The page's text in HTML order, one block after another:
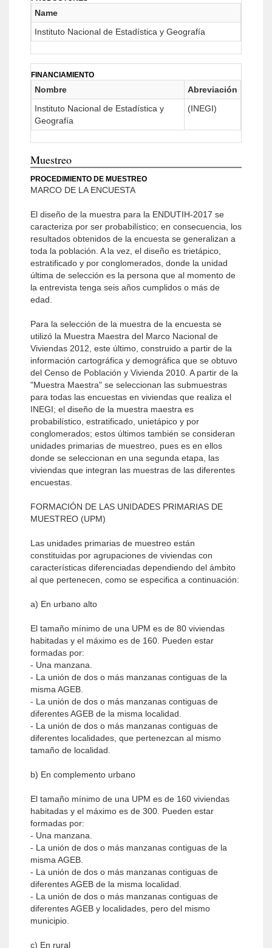
Name
Instituto Nacional de Estadística y Geografía
FINANCIAMIENTO
Nombre
Abreviación
Instituto Nacional de Estadística y
Geografía
(INEGI)
Muestreo
PROCEDIMIENTO DE MUESTREO
MARCO DE LA ENCUESTA
El diseño de la muestra para la ENDUTIH-2017 se
caracteriza por ser probabilístico; en consecuencia, los
resultados obtenidos de la encuesta se generalizan a
toda la población. A la vez, el diseño es trietápico,
estratificado y por conglomerados, donde la unidad
última de selección es la persona que al momento de
la entrevista tenga seis años cumplidos o más de
edad.
Para la selección de la muestra de la encuesta se
utilizó la Muestra Maestra del Marco Nacional de
Viviendas 2012, este último, construido a partir de la
información cartográfica y demográfica que se obtuvo
del Censo de Población y Vivienda 2010. A partir de la
"Muestra Maestra" se seleccionan las submuestras
para todas las encuestas en viviendas que realiza el
INEGI; el diseño de la muestra maestra es
probabilístico, estratificado, unietápico y por
conglomerados; estos últimos también se consideran
unidades primarias de muestreo, pues es en ellos
donde se seleccionan en una segunda etapa, las
viviendas que integran las muestras de las diferentes
encuestas.
FORMACIÓN DE LAS UNIDADES PRIMARIAS DE
MUESTREO (UPM)
Las unidades primarias de muestreo están
constituidas por agrupaciones de viviendas con
características diferenciadas dependiendo del ámbito
al que pertenecen, como se especifica a continuación:
a) En urbano alto
El tamaño mínimo de una UPM es de 80 viviendas
habitadas y el máximo es de 160. Pueden estar
formadas por:
- Una manzana.
- La unión de dos o más manzanas contiguas de la
misma AGEB.
- La unión de dos o más manzanas contiguas de
diferentes AGEB de la misma localidad.
- La unión de dos o más manzanas contiguas de
diferentes localidades, que pertenezcan al mismo
tamaño de localidad.
b) En complemento urbano
El tamaño mínimo de una UPM es de 160 viviendas
habitadas y el máximo es de 300. Pueden estar
formadas por:
- Una manzana.
- La unión de dos o más manzanas contiguas de la
misma AGEB.
- La unión de dos o más manzanas contiguas de
diferentes AGEB de la misma localidad.
- La unión de dos o más manzanas contiguas de
diferentes AGEB y localidades, pero del mismo
municipio.
c) En rural